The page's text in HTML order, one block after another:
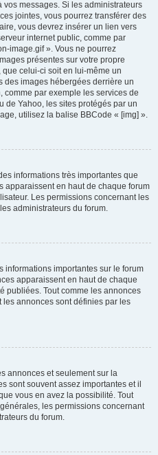
messages. Si les administrateurs
jointes, vous pourrez transférer des
vous devrez insérer un lien vers
internet public, comme par
image.gif ». Vous ne pourrez
présentes sur votre propre
celui-ci soit en lui-même un
des images hébergées derrière un
comme par exemple les services de
de Yahoo, les sites protégés par un
utilisez la balise BBCode « [img] ».
informations très importantes que
apparaissent en haut de chaque forum
Les permissions concernant les
administrateurs du forum.
informations importantes sur le forum
apparaissent en haut de chaque
publiées. Tout comme les annonces
annonces sont définies par les
annonces et seulement sur la
sont souvent assez importantes et il
vous en avez la possibilité. Tout
les permissions concernant
du forum.